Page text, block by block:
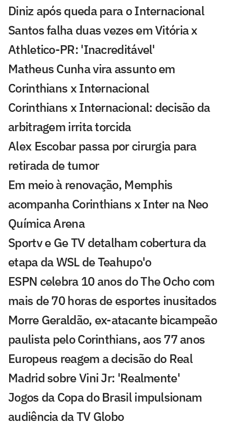
Diniz após queda para o Internacional
Santos falha duas vezes em Vitória x
Athletico-PR: 'Inacreditável'
Matheus Cunha vira assunto em
Corinthians x Internacional
Corinthians x Internacional: decisão da
arbitragem irrita torcida
Alex Escobar passa por cirurgia para
retirada de tumor
Em meio à renovação, Memphis
acompanha Corinthians x Inter na Neo
Química Arena
Sportv e Ge TV detalham cobertura da
etapa da WSL de Teahupo'o
ESPN celebra 10 anos do The Ocho com
mais de 70 horas de esportes inusitados
Morre Geraldão, ex-atacante bicampeão
paulista pelo Corinthians, aos 77 anos
Europeus reagem a decisão do Real
Madrid sobre Vini Jr: 'Realmente'
Jogos da Copa do Brasil impulsionam
audiência da TV Globo